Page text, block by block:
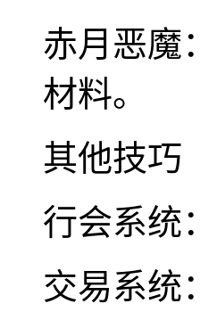
赤月恶魔
材料。
其他技巧
行会系统
交易系统